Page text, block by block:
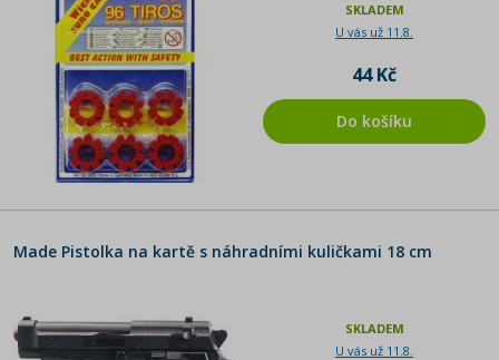
SKLADEM
U vás už 11.8.
44 Kč
Do košíku
Made Pistolka na kartě s náhradními kuličkami 18 cm
SKLADEM
U vás už 11.8.